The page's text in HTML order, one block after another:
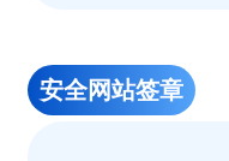
安全网站签章